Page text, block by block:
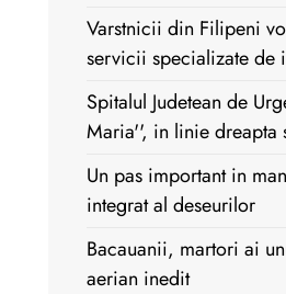
Varstnicii din Filipeni
servicii specializate de
Spitalul Judetean de
Maria'', in linie dreapta
Un pas important in
integrat al deseurilor
Bacauanii, martori ai
aerian inedit